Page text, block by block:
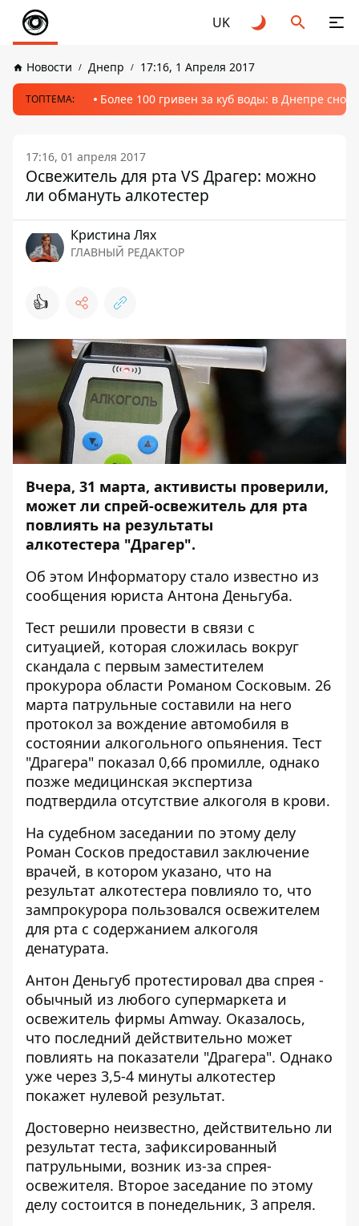
UK
Новости Днепр 17:16, 1 Апреля 2017
ТОПТЕМА: Более 100 гривен за куб воды: в Днепре
17:16, 01 апреля 2017
Освежитель для рта VS Драгер: можно
ли обмануть алкотестер
Кристина Лях
ГЛАВНЫЙ РЕДАКТОР
👍
Вчера, 31 марта, активисты проверили,
может ли спрей-освежитель для рта
повлиять на результаты
алкотестера "Драгер".
Об этом Информатору стало известно из
сообщения юриста Антона Деньгуба.
Тест решили провести в связи с
ситуацией, которая сложилась вокруг
скандала с первым заместителем
прокурора области Романом Сосковым. 26
марта патрульные составили на него
протокол за вождение автомобиля в
состоянии алкогольного опьянения. Тест
"Драгера" показал 0,66 промилле, однако
позже медицинская экспертиза
подтвердила отсутствие алкоголя в крови.
На судебном заседании по этому делу
Роман Сосков предоставил заключение
врачей, в котором указано, что на
результат алкотестера повлияло то, что
зампрокурора пользовался освежителем
для рта с содержанием алкоголя
денатурата.
Антон Деньгуб протестировал два спрея -
обычный из любого супермаркета и
освежитель фирмы Amway. Оказалось,
что последний действительно может
повлиять на показатели "Драгера". Однако
уже через 3,5-4 минуты алкотестер
покажет нулевой результат.
Достоверно неизвестно, действительно ли
результат теста, зафиксированный
патрульными, возник из-за спрея-
освежителя. Второе заседание по этому
делу состоится в понедельник, 3 апреля.